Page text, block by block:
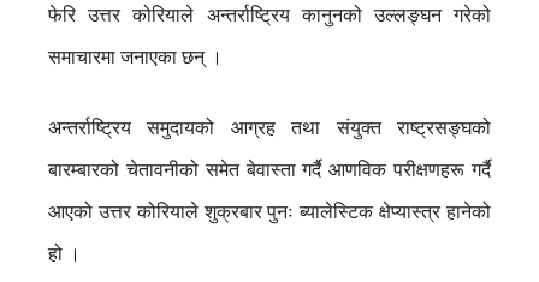
फेरि उत्तर कोरियाले अन्तर्राष्ट्रिय कानुनको उल्लङ्घन गरेको
समाचारमा जनाएका छन् ।
अन्तर्राष्ट्रिय समुदायको आग्रह तथा संयुक्त राष्ट्रसङ्घको
बारम्बारको चेतावनीको समेत बेवास्ता गर्दै आणविक परीक्षणहरू गर्दै
आएको उत्तर कोरियाले शुक्रबार पुनः ब्यालेस्टिक क्षेप्यास्त्र हानेको
हो ।